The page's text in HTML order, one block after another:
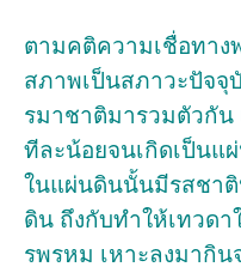
ตามคติความเชื่อทาง
สภาพเป็นสภาวะปัจจุ
รมาชาติมารวมตัวกัน
ทีละน้อยจนเกิดเป็นแ
ในแผ่นดินนั้นมีรสชาติ
ดิน ถึงกับทำให้เทวด
รพรหม เหาะลงมากิ